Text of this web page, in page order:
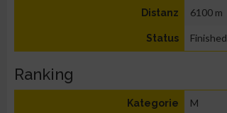
Distanz 6100 m
Status Finished
Ranking
Kategorie M